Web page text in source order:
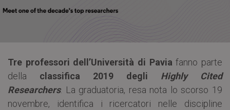
Tre professori dell’Università di Pavia fanno parte
della classifica 2019 degli Highly Cited
Researchers. La graduatoria, resa nota lo scorso 19
novembre, identifica i ricercatori nelle discipline